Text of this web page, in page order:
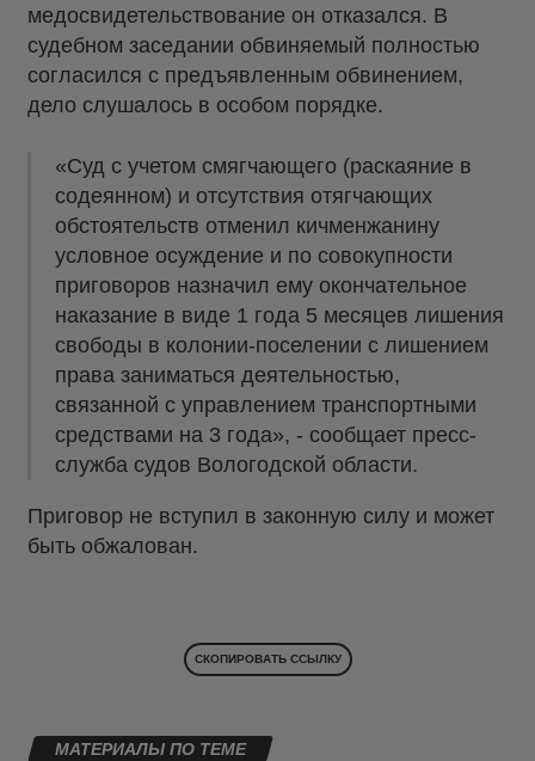
медосвидетельствование он отказался. В
судебном заседании обвиняемый полностью
согласился с предъявленным обвинением,
дело слушалось в особом порядке.
«Суд с учетом смягчающего (раскаяние в
содеянном) и отсутствия отягчающих
обстоятельств отменил кичменжанину
условное осуждение и по совокупности
приговоров назначил ему окончательное
наказание в виде 1 года 5 месяцев лишения
свободы в колонии-поселении с лишением
права заниматься деятельностью,
связанной с управлением транспортными
средствами на 3 года», - сообщает пресс-
служба судов Вологодской области.
Приговор не вступил в законную силу и может
быть обжалован.
СКОПИРОВАТЬ ССЫЛКУ
МАТЕРИАЛЫ ПО ТЕМЕ